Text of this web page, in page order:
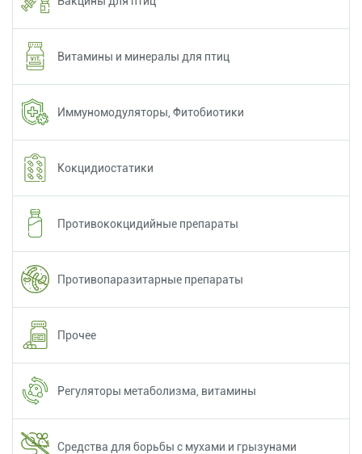
Витамины и минералы для птиц
Иммуномодуляторы, Фитобиотики
Кокцидиостатики
Противококцидийные препараты
Противопаразитарные препараты
Прочее
Регуляторы метаболизма, витамины
Средства для борьбы с мухами и грызунами